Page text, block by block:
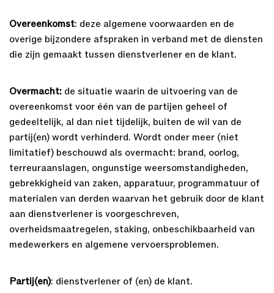
Overeenkomst: deze algemene voorwaarden en de
overige bijzondere afspraken in verband met de diensten
die zijn gemaakt tussen dienstverlener en de klant.
Overmacht: de situatie waarin de uitvoering van de
overeenkomst voor één van de partijen geheel of
gedeeltelijk, al dan niet tijdelijk, buiten de wil van de
partij(en) wordt verhinderd. Wordt onder meer (niet
limitatief) beschouwd als overmacht: brand, oorlog,
terreuraanslagen, ongunstige weersomstandigheden,
gebrekkigheid van zaken, apparatuur, programmatuur of
materialen van derden waarvan het gebruik door de klant
aan dienstverlener is voorgeschreven,
overheidsmaatregelen, staking, onbeschikbaarheid van
medewerkers en algemene vervoersproblemen.
Partij(en): dienstverlener of (en) de klant.